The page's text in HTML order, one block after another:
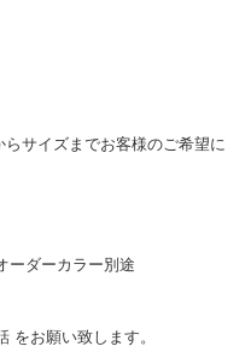
サイズまでお客様のご希望に
ダーカラー別途
をお願い致します。